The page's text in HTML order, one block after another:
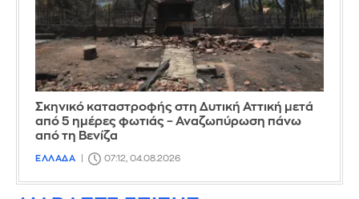
Σκηνικό καταστροφής στη Δυτική Αττική μετά
από 5 ημέρες φωτιάς – Αναζωπύρωση πάνω
από τη Βενίζα
ΕΛΛΑΔΑ 07:12, 04.08.2026